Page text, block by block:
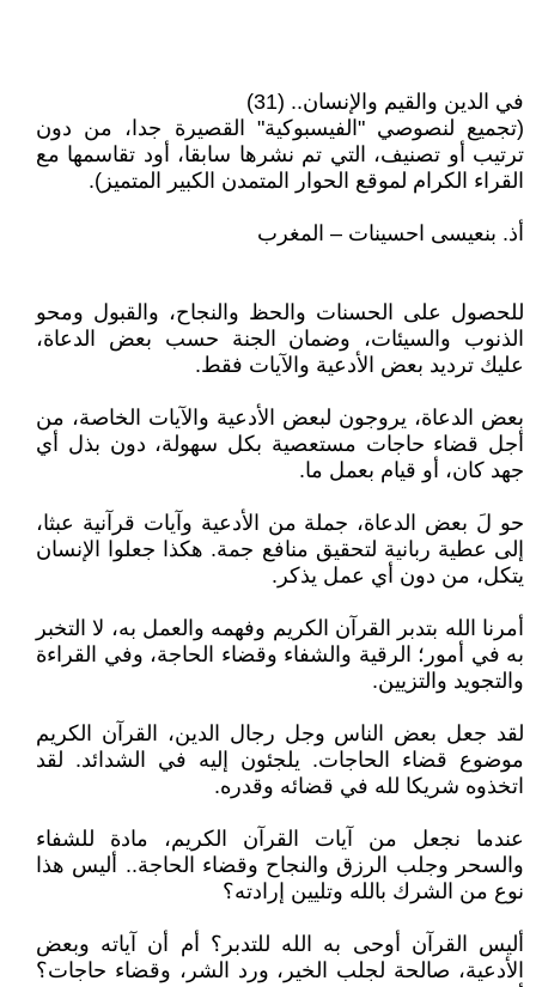
في الدين والقيم والإنسان.. (31)
(تجميع لنصوصي "الفيسبوكية" القصيرة جدا، من دون
ترتيب أو تصنيف، التي تم نشرها سابقا، أود تقاسمها مع
القراء الكرام لموقع الحوار المتمدن الكبير المتميز).
أذ. بنعيسى احسينات – المغرب
للحصول على الحسنات والحظ والنجاح، والقبول ومحو
الذنوب والسيئات، وضمان الجنة حسب بعض الدعاة،
عليك ترديد بعض الأدعية والآيات فقط.
بعض الدعاة، يروجون لبعض الأدعية والآيات الخاصة، من
أجل قضاء حاجات مستعصية بكل سهولة، دون بذل أي
جهد كان، أو قيام بعمل ما.
حو لَ بعض الدعاة، جملة من الأدعية وآيات قرآنية عبثا،
إلى عطية ربانية لتحقيق منافع جمة. هكذا جعلوا الإنسان
يتكل، من دون أي عمل يذكر.
أمرنا الله بتدبر القرآن الكريم وفهمه والعمل به، لا التخبر
به في أمور؛ الرقية والشفاء وقضاء الحاجة، وفي القراءة
والتجويد والتزيين.
لقد جعل بعض الناس وجل رجال الدين، القرآن الكريم
موضوع قضاء الحاجات. يلجئون إليه في الشدائد. لقد
اتخذوه شريكا لله في قضائه وقدره.
عندما نجعل من آيات القرآن الكريم، مادة للشفاء
والسحر وجلب الرزق والنجاح وقضاء الحاجة.. أليس هذا
نوع من الشرك بالله وتليين إرادته؟
أليس القرآن أوحى به الله للتدبر؟ أم أن آياته وبعض
الأدعية، صالحة لجلب الخير، ورد الشر، وقضاء حاجات؟